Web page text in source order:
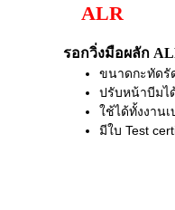
ALR
รอกวิ่งมือผลัก
ขนาดกะทัดรั
ปรับหน้าบีมไ
ใช้ได้ทั้งงาน
มีใบ Test